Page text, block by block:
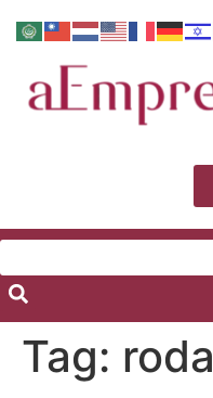
Tag: roda